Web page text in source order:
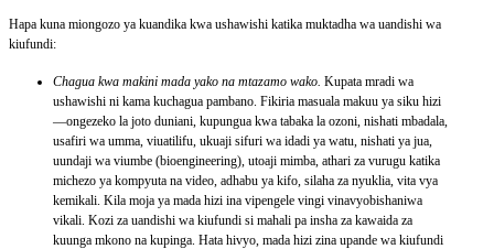
Hapa kuna miongozo ya kuandika kwa ushawishi katika muktadha wa uandishi wa
kiufundi:
Chagua kwa makini mada yako na mtazamo wako. Kupata mradi wa
ushawishi ni kama kuchagua pambano. Fikiria masuala makuu ya siku hizi
—ongezeko la joto duniani, kupungua kwa tabaka la ozoni, nishati mbadala,
usafiri wa umma, viuatilifu, ukuaji sifuri wa idadi ya watu, nishati ya jua,
uundaji wa viumbe (bioengineering), utoaji mimba, athari za vurugu katika
michezo ya kompyuta na video, adhabu ya kifo, silaha za nyuklia, vita vya
kemikali. Kila moja ya mada hizi ina vipengele vingi vinavyobishaniwa
vikali. Kozi za uandishi wa kiufundi si mahali pa insha za kawaida za
kuunga mkono na kupinga. Hata hivyo, mada hizi zina upande wa kiufundi